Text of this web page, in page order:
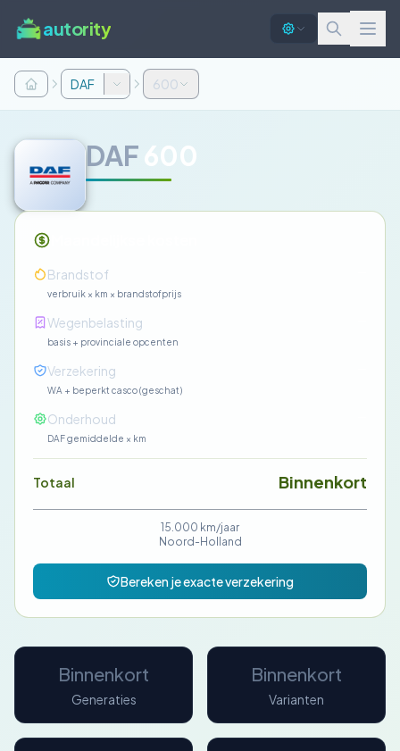
autority
DAF 600
DAF600
Brandstof
verbruik × km × brandstofprijs
Wegenbelasting
basis + provinciale opcenten
Verzekering
WA + beperkt casco (geschat)
Onderhoud
DAF gemiddelde × km
Totaal Binnenkort
15.000 km/jaar
Noord-Holland
Bereken je exacte verzekering
Binnenkort
Generaties
Binnenkort
Varianten